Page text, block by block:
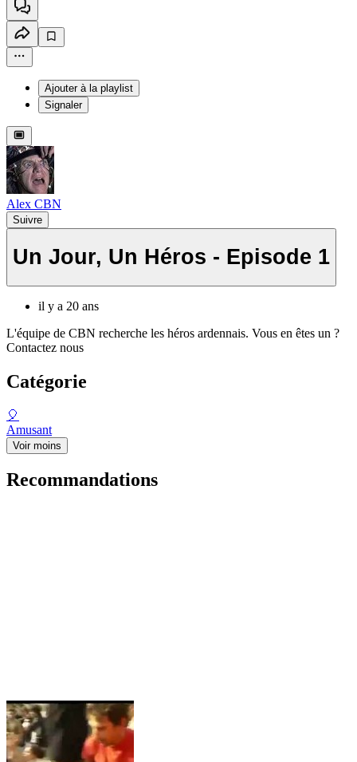
Ajouter à la playlist
Signaler
Alex CBN
Suivre
Un Jour, Un Héros - Episode 1
il y a 20 ans
L'équipe de CBN recherche les héros ardennais. Vous en êtes un ?
Contactez nous
Catégorie
🎈
Amusant
Voir moins
Recommandations